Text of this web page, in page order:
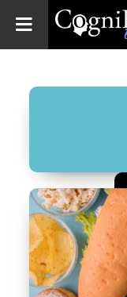
Blog:
Wellness